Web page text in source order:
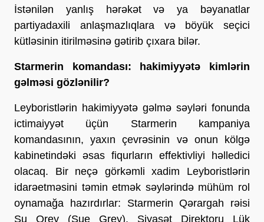
İstənilən yanlış hərəkət və ya bəyanatlar
partiyadaxili anlaşmazlıqlara və böyük seçici
kütləsinin itirilməsinə gətirib çıxara bilər.
Starmerin komandası: hakimiyyətə kimlərin
gəlməsi gözlənilir?
Leyboristlərin hakimiyyətə gəlmə səyləri fonunda
ictimaiyyət üçün Starmerin kampaniya
komandasının, yaxın çevrəsinin və onun kölgə
kabinetindəki əsas fiqurların effektivliyi həlledici
olacaq. Bir neçə görkəmli xadim Leyboristlərin
idarəetməsini təmin etmək səylərində mühüm rol
oynamağa hazırdırlar: Starmerin Qərargah rəisi
Su Qrey (Sue Grey), Siyasət Direktoru Lük